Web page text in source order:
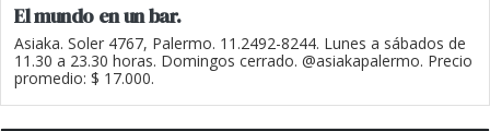
El mundo en un bar.
Asiaka. Soler 4767, Palermo. 11.2492-8244. Lunes a sábados de
11.30 a 23.30 horas. Domingos cerrado. @asiakapalermo. Precio
promedio: $ 17.000.